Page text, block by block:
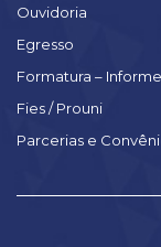
Ouvidoria
Egresso
Formatura –
Fies / Prouni
Parcerias e